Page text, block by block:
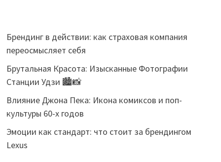
Брендинг в действии: как страховая компания
переосмысляет себя
Брутальная Красота: Изысканные Фотографии
Станции Удзи 🏙️📸
Влияние Джона Пека: Икона комиксов и поп-
культуры 60-х годов
Эмоции как стандарт: что стоит за брендингом
Lexus